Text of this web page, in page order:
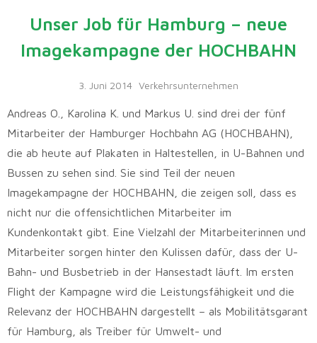
Unser Job für Hamburg – neue
Imagekampagne der HOCHBAHN
3. Juni 2014 Verkehrsunternehmen
Andreas O., Karolina K. und Markus U. sind drei der fünf
Mitarbeiter der Hamburger Hochbahn AG (HOCHBAHN),
die ab heute auf Plakaten in Haltestellen, in U-Bahnen und
Bussen zu sehen sind. Sie sind Teil der neuen
Imagekampagne der HOCHBAHN, die zeigen soll, dass es
nicht nur die offensichtlichen Mitarbeiter im
Kundenkontakt gibt. Eine Vielzahl der Mitarbeiterinnen und
Mitarbeiter sorgen hinter den Kulissen dafür, dass der U-
Bahn- und Busbetrieb in der Hansestadt läuft. Im ersten
Flight der Kampagne wird die Leistungsfähigkeit und die
Relevanz der HOCHBAHN dargestellt – als Mobilitätsgarant
für Hamburg, als Treiber für Umwelt- und